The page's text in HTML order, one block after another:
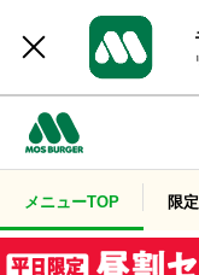
メニューTOP 限